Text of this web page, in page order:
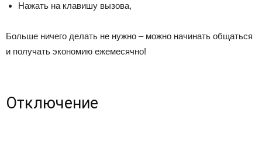
Нажать на клавишу вызова,
Больше ничего делать не нужно – можно начинать общаться
и получать экономию ежемесячно!
Отключение